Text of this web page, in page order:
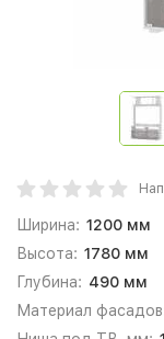
Ширина: 1200 мм
Высота: 1780 мм
Глубина: 490 мм
Материал